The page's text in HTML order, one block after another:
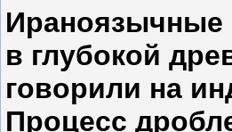
Ираноязычные
в глубокой
говорили на
Процесс